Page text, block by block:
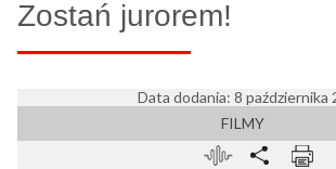
Zostań jurorem!
Data dodania: 8 października
FILMY